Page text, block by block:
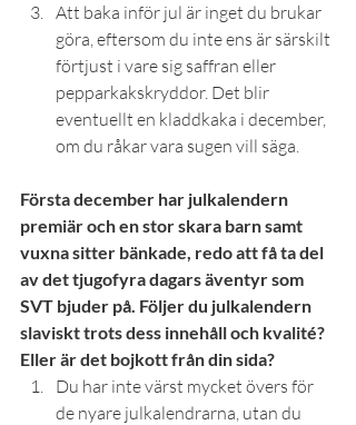
Att baka inför jul är inget du brukar
göra, eftersom du inte ens är särskilt
förtjust i vare sig saffran eller
pepparkakskryddor. Det blir
eventuellt en kladdkaka i december,
om du råkar vara sugen vill säga.
Första december har julkalendern
premiär och en stor skara barn samt
vuxna sitter bänkade, redo att få ta del
av det tjugofyra dagars äventyr som
SVT bjuder på. Följer du julkalendern
slaviskt trots dess innehåll och kvalité?
Eller är det bojkott från din sida?
Du har inte värst mycket övers för
de nyare julkalendrarna, utan du